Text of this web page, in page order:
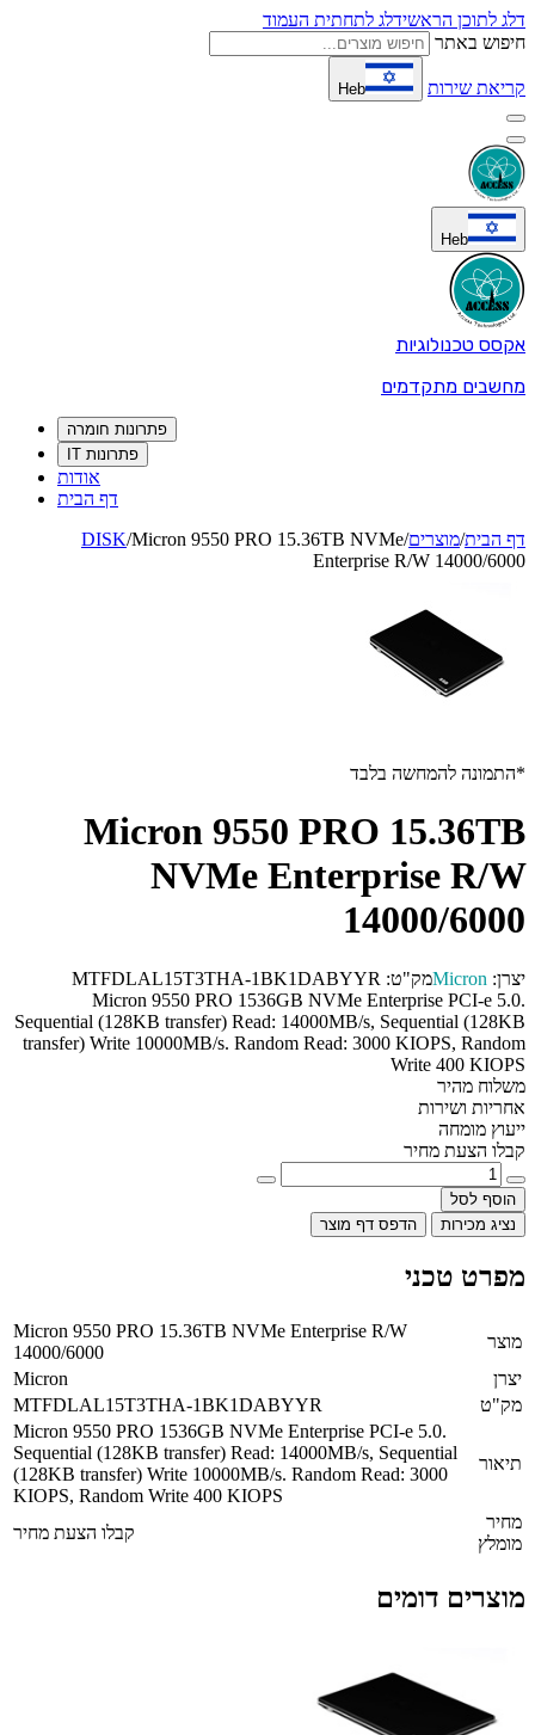
דלג לתוכן הראשידלג לתחתית העמוד
חיפוש באתר
קריאת שירות Heb
Heb
אקסס טכנולוגיות
מחשבים מתקדמים
פתרונות חומרה
פתרונות IT
אודות
דף הבית
דף הבית/מוצרים/
DISK/Micron 9550 PRO 15.36TB NVMe
Enterprise R/W 14000/6000
*התמונה להמחשה בלבד
Micron 9550 PRO 15.36TB
NVMe Enterprise R/W
14000/6000
יצרן: Micronמק"ט: MTFDLAL15T3THA-1BK1DABYYR
Micron 9550 PRO 1536GB NVMe Enterprise PCI-e 5.0.
Sequential (128KB transfer) Read: 14000MB/s, Sequential (128KB
transfer) Write 10000MB/s. Random Read: 3000 KIOPS, Random
Write 400 KIOPS
משלוח מהיר
אחריות ושירות
ייעוץ מומחה
קבלו הצעת מחיר
הוסף לסל
נציג מכירות
הדפס דף מוצר
מפרט טכני
מוצר
Micron 9550 PRO 15.36TB NVMe Enterprise R/W
14000/6000
יצרן
Micron
מק"ט
MTFDLAL15T3THA-1BK1DABYYR
תיאור
Micron 9550 PRO 1536GB NVMe Enterprise PCI-e 5.0.
Sequential (128KB transfer) Read: 14000MB/s, Sequential
(128KB transfer) Write 10000MB/s. Random Read: 3000
KIOPS, Random Write 400 KIOPS
מחיר
מומלץ
קבלו הצעת מחיר
מוצרים דומים